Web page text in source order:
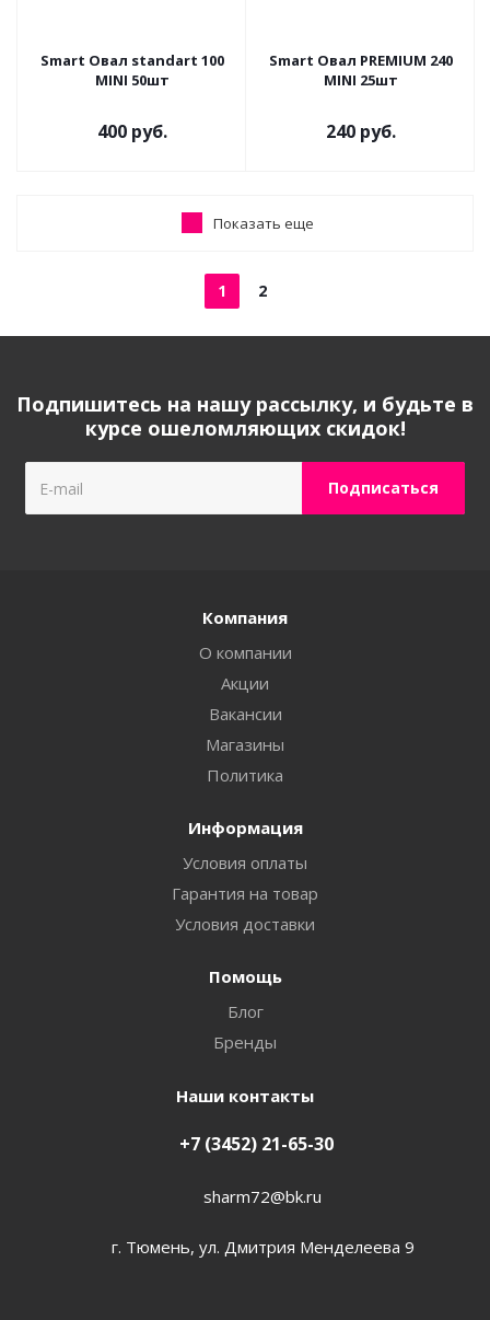
Smart Овал standart 100
MINI 50шт
400 руб.
Smart Овал PREMIUM 240
MINI 25шт
240 руб.
Показать еще
1 2
Подпишитесь на нашу рассылку, и будьте в
курсе ошеломляющих скидок!
Компания
О компании
Акции
Вакансии
Магазины
Политика
Информация
Условия оплаты
Гарантия на товар
Условия доставки
Помощь
Блог
Бренды
Наши контакты
+7 (3452) 21-65-30
sharm72@bk.ru
г. Тюмень, ул. Дмитрия Менделеева 9